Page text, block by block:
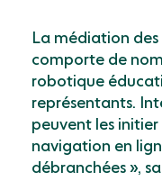
La médiation des
comporte de
robotique
représentants.
peuvent les
navigation en
débranchées »,